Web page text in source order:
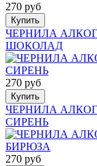
270 руб
Купить
ЧЕРНИЛА
ШОКОЛАД
270 руб
Купить
ЧЕРНИЛА
СИРЕНЬ
270 руб